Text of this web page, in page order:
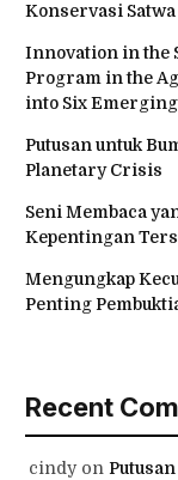
Konservasi Satwa
Innovation in the
Program in the
into Six
Putusan untuk
Planetary Crisis
Seni Membaca
Kepentingan
Mengungkap
Penting
Recent
cindyon